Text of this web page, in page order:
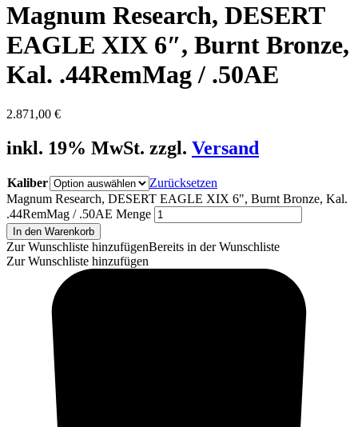
Magnum Research, DESERT
EAGLE XIX 6″, Burnt Bronze,
Kal. .44RemMag / .50AE
2.871,00 €
inkl. 19% MwSt. zzgl. Versand
Kaliber
Zurücksetzen
Magnum Research, DESERT EAGLE XIX 6", Burnt Bronze, Kal.
.44RemMag / .50AE Menge
In den Warenkorb
Zur Wunschliste hinzufügenBereits in der Wunschliste
Zur Wunschliste hinzufügen